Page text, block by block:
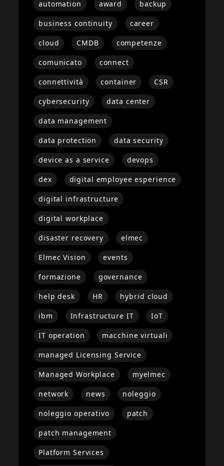
automation award backup
business continuity career
cloud CMDB competenze
comunicato connect
connettività container CSR
cybersecurity data center
data management
data protection data security
device as a service devops
dex digital employee esperience
digital infrastructure
digital workplace
disaster recovery elmec
Elmec Vision events
formazione governance
help desk HR hybrid cloud
ibm Infrastructure IT IoT
IT operation macchine virtuali
managed Licensing Service
Managed Workplace myelmec
network news noleggio
noleggio operativo patch
patch management
Platform Services